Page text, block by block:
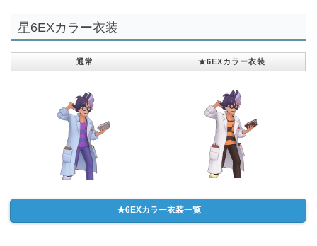
星6EXカラー衣装
通常 ★6EXカラー衣装
★6EXカラー衣装一覧